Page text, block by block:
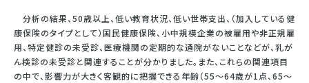
分析の結果、50歳以上、低い教育状況、低い世帯支出、（加入している健
康保険のタイプとして）国民健康保険、小中規模企業の被雇用や非正規雇
用、特定健診の未受診、医療機関の定期的な通院がないことなどが、乳が
ん検診の未受診と関連することが分かりました。また、これらの関連項目
の中で、影響力が大きく客観的に把握できる年齢（55～64歳が1点、65～